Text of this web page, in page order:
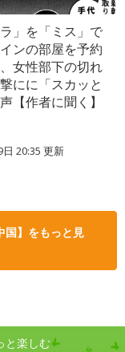
ラ」を「ミス」で
ンの部屋を予約
女性部下の切れ
にに「スカッと
【作者に聞く】
20:35 更新
国】をもっと見
と楽しむ